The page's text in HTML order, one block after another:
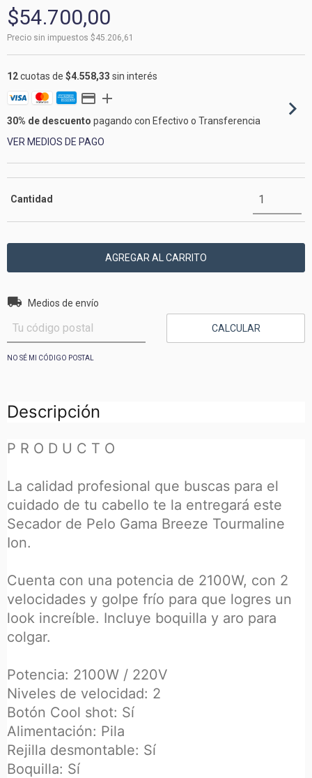
$54.700,00
Precio sin impuestos $45.206,61
12cuotas de $4.558,33 sin interés
30% de descuento pagando con Efectivo o Transferencia
VER MEDIOS DE PAGO
Cantidad
Entregas para el CP:
Medios de envío
CALCULAR
NO SÉ MI CÓDIGO POSTAL
Descripción
P R O D U C T O
La calidad profesional que buscas para el
cuidado de tu cabello te la entregará este
Secador de Pelo Gama Breeze Tourmaline
Ion.
Cuenta con una potencia de 2100W, con 2
velocidades y golpe frío para que logres un
look increíble. Incluye boquilla y aro para
colgar.
Potencia: 2100W / 220V
Niveles de velocidad: 2
Botón Cool shot: Sí
Alimentación: Pila
Rejilla desmontable: Sí
Boquilla: Sí